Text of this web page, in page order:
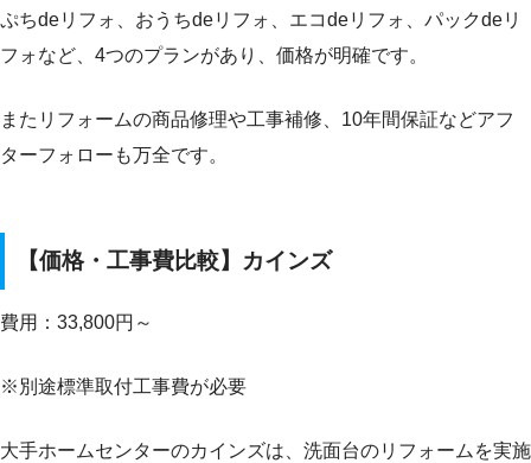
ぷちdeリフォ、おうちdeリフォ、エコdeリフォ、パックdeリ
フォなど、4つのプランがあり、価格が明確です。
またリフォームの商品修理や工事補修、10年間保証などアフ
ターフォローも万全です。
【価格・工事費比較】カインズ
費用：33,800円～
※別途標準取付工事費が必要
大手ホームセンターのカインズは、洗面台のリフォームを実施